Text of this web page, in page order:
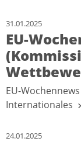
31.01.2025
EU-
EU-
Internationales
24.01.2025